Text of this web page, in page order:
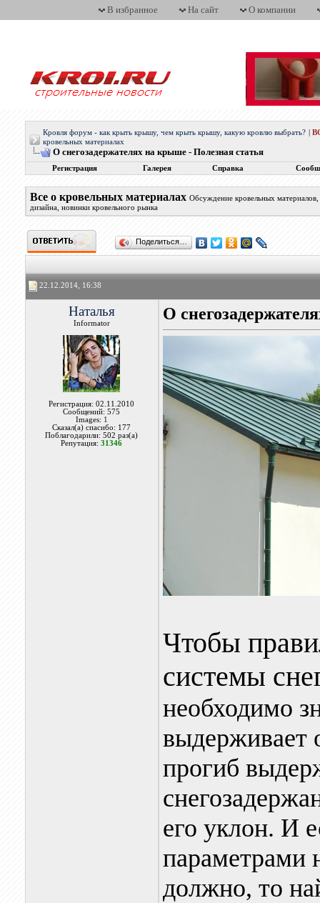
В избранное На сайт О компании
Кровля форум - как крыть крышу, чем крыть крышу, какую кровлю выбрать?
кровельных материалах
О снегозадержателях на крыше - Полезная статья
Регистрация Галерея Справка
Все о кровельных материалах Обсуждение кровельных
дизайна, новинки кровельного рынка
Поделиться…
22.12.2014, 16:38
Наталья
Informator
Регистрация: 02.11.2010
Сообщений: 575
Images: 1
Сказал(а) спасибо: 177
Поблагодарили: 502 раз(а)
Репутация:31346
О
Чтобы
системы
необходимо
выдерживает
прогиб
его уклон. И
параметрами
должно, то